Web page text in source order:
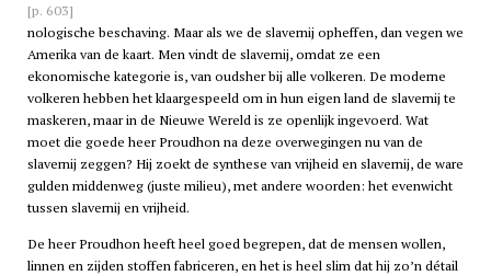
[p. 603]
nologische beschaving. Maar als we de slavernij opheffen, dan vegen we
Amerika van de kaart. Men vindt de slavernij, omdat ze een
ekonomische kategorie is, van oudsher bij alle volkeren. De moderne
volkeren hebben het klaargespeeld om in hun eigen land de slavernij te
maskeren, maar in de Nieuwe Wereld is ze openlijk ingevoerd. Wat
moet die goede heer Proudhon na deze overwegingen nu van de
slavernij zeggen? Hij zoekt de synthese van vrijheid en slavernij, de ware
gulden middenweg (juste milieu), met andere woorden: het evenwicht
tussen slavernij en vrijheid.
De heer Proudhon heeft heel goed begrepen, dat de mensen wollen,
linnen en zijden stoffen fabriceren, en het is heel slim dat hij zo’n détail